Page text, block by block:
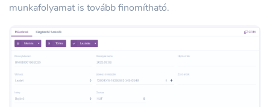
munkafolyamat is tovább finomítható.